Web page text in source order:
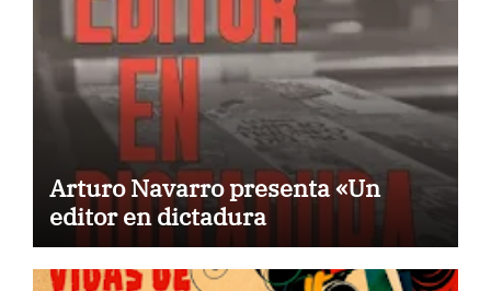
Arturo Navarro presenta «Un
editor en dictadura